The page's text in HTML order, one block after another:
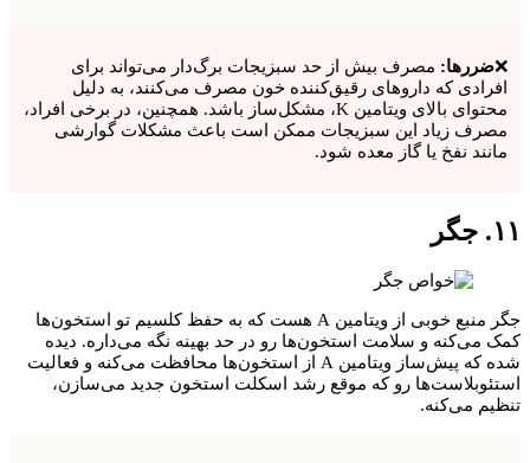
❌ضررها: مصرف بیش از حد سبزیجات برگ‌دار می‌تواند برای
افرادی که داروهای رقیق‌کننده خون مصرف می‌کنند، به دلیل
محتوای بالای ویتامین K، مشکل‌ساز باشد. همچنین، در برخی افراد،
مصرف زیاد این سبزیجات ممکن است باعث مشکلات گوارشی
مانند نفخ یا گاز معده شود.
۱۱. جگر
جگر منبع خوبی از ویتامین A هست که به حفظ کلسیم تو استخون‌ها
کمک می‌کنه و سلامت استخون‌ها رو در حد بهینه نگه می‌داره. دیده
شده که پیش‌ساز ویتامین A از استخون‌ها محافظت می‌کنه و فعالیت
استئوبلاست‌ها رو که موقع رشد اسکلت استخون جدید می‌سازن،
تنظیم می‌کنه.